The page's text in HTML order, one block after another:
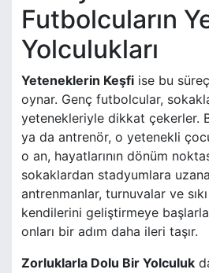
Futbolcuların
Yolculukları
Yeteneklerin Keşfi ise bu
oynar. Genç futbolcular,
yetenekleriyle dikkat çekerler.
ya da antrenör, o yetenekli
o an, hayatlarının dönüm
sokaklardan stadyumlara
antrenmanlar, turnuvalar ve
kendilerini geliştirmeye
onları bir adım daha ileri taşır.
Zorluklarla Dolu Bir Yolculuk